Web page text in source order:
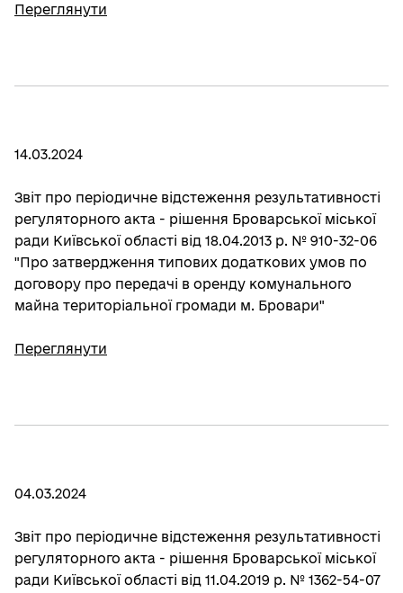
Переглянути
14.03.2024
Звіт про періодичне відстеження результативності
регуляторного акта - рішення Броварської міської
ради Київської області від 18.04.2013 р. № 910-32-06
"Про затвердження типових додаткових умов по
договору про передачі в оренду комунального
майна територіальної громади м. Бровари"
Переглянути
04.03.2024
Звіт про періодичне відстеження результативності
регуляторного акта - рішення Броварської міської
ради Київської області від 11.04.2019 р. № 1362-54-07